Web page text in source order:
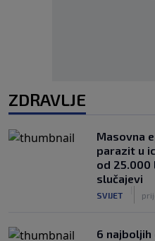
ZDRAVLJE
Masovna
parazit u
od 25.000
slučajevi
SVIJET
6 najboljih